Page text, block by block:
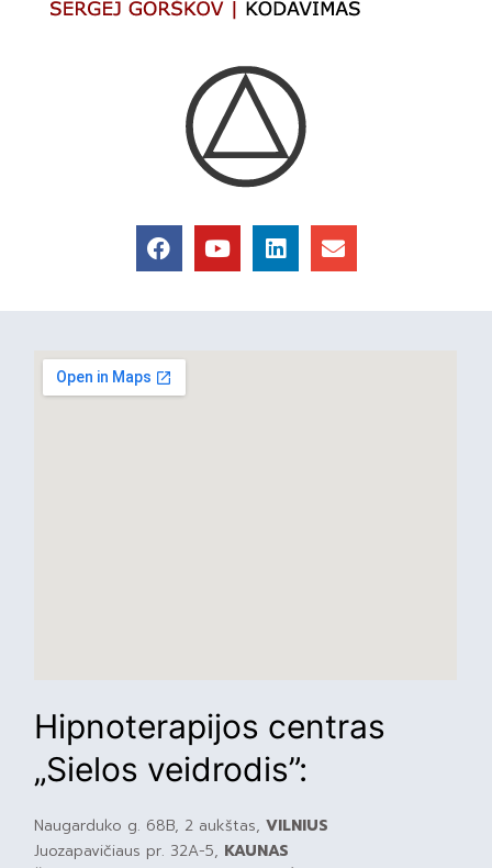
Hipnoterapijos centras
„Sielos veidrodis”:
Naugarduko g. 68B, 2 aukštas,VILNIUS
Juozapavičiaus pr. 32A-5, KAUNAS